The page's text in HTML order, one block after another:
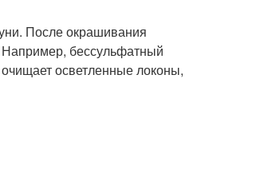
После окрашивания
бессульфатный
осветленные локоны,